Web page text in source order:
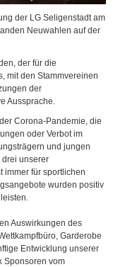
der LG Seligenstadt am
Neuwahlen auf der
der für die
mit den Stammvereinen
der
Aussprache.
Corona-Pandemie, die
oder Verbot im
und jungen
drei unserer
immer für sportlichen
wurden positiv
Auswirkungen des
Garderobe
Entwicklung unserer
Sponsoren vom